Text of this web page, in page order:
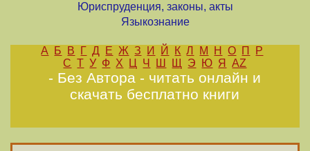
Юриспруденция, законы, акты
Языкознание
А Б В Г Д Е Ж З И Й К Л М Н О П
Р
С Т У Ф Х Ц Ч Ш Щ Э Ю Я AZ
- Без Автора - читать онлайн и
скачать бесплатно книги